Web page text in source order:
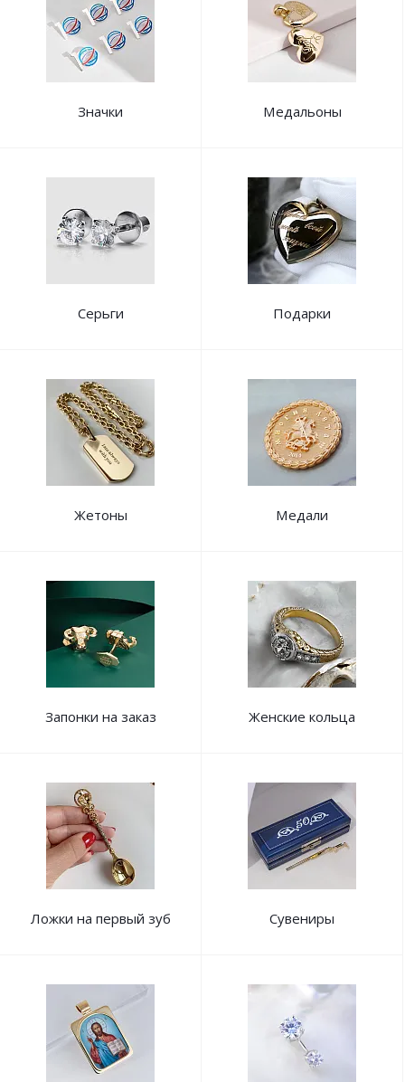
Значки Медальоны
Серьги Подарки
Жетоны Медали
Запонки на заказ Женские кольца
Ложки на первый зуб Сувениры